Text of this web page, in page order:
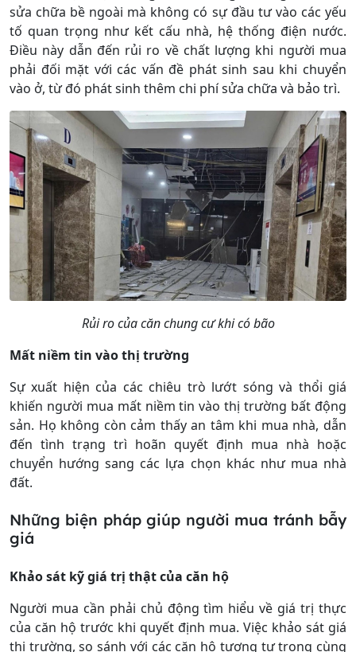
sửa chữa bề ngoài mà không có sự đầu tư vào các yếu
tố quan trọng như kết cấu nhà, hệ thống điện nước.
Điều này dẫn đến rủi ro về chất lượng khi người mua
phải đối mặt với các vấn đề phát sinh sau khi chuyển
vào ở, từ đó phát sinh thêm chi phí sửa chữa và bảo trì.
Rủi ro của căn chung cư khi có bão
Mất niềm tin vào thị trường
Sự xuất hiện của các chiêu trò lướt sóng và thổi giá
khiến người mua mất niềm tin vào thị trường bất động
sản. Họ không còn cảm thấy an tâm khi mua nhà, dẫn
đến tình trạng trì hoãn quyết định mua nhà hoặc
chuyển hướng sang các lựa chọn khác như mua nhà
đất.
Những biện pháp giúp người mua tránh bẫy
giá
Khảo sát kỹ giá trị thật của căn hộ
Người mua cần phải chủ động tìm hiểu về giá trị thực
của căn hộ trước khi quyết định mua. Việc khảo sát giá
thị trường, so sánh với các căn hộ tương tự trong cùng